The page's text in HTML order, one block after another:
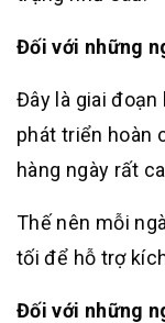
Đối với những
Đây là giai đoạn
phát triển hoàn
hàng ngày rất
Thế nên mỗi
tối để hỗ trợ
Đối với những